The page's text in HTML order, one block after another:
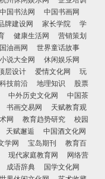
中国书法网
中国书画网
牌建设网 家长学院
学
健康生活网
营销策划
油画网
世界童话故事
小说大全网
休闲娱乐网
层设计 爱情文化网
玩
科技前沿 地理知识
股票
中外历史文化网
中国茶
书画交易网
天赋教育观
网 教育趋势研究
校园
天赋邂逅
中国酒文化网
学网 宝岛期刊
教育百
现代家庭教育网
网络营
成语辞典
国学文化网